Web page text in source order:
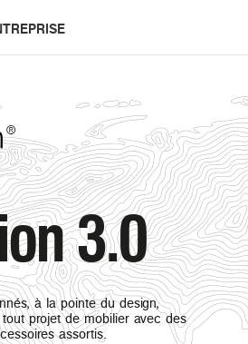
3.0
à la pointe du design,
projet de mobilier avec des
assortis.